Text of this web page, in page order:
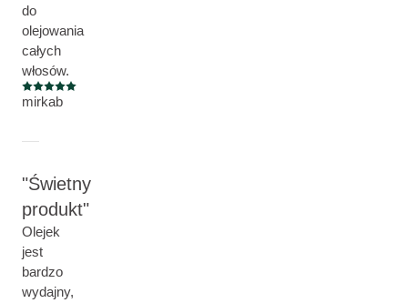
do
olejowania
całych
włosów.
Current rating: 5 out of 5 stars
mirkab
Świetny
produkt
Olejek
jest
bardzo
wydajny,